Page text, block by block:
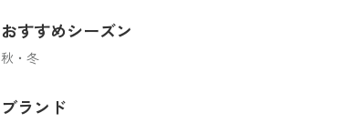
おすすめシーズン
秋・冬
ブランド